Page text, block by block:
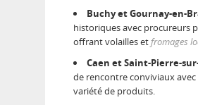
Buchy et Gournay-en-
historiques avec procureurs
offrant volailles etfromages
Caen et Saint-Pierre-
de rencontre conviviaux
variété de produits.